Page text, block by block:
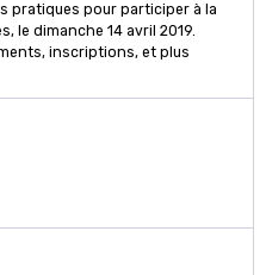
pratiques pour participer à la
le dimanche 14 avril 2019.
inscriptions, et plus